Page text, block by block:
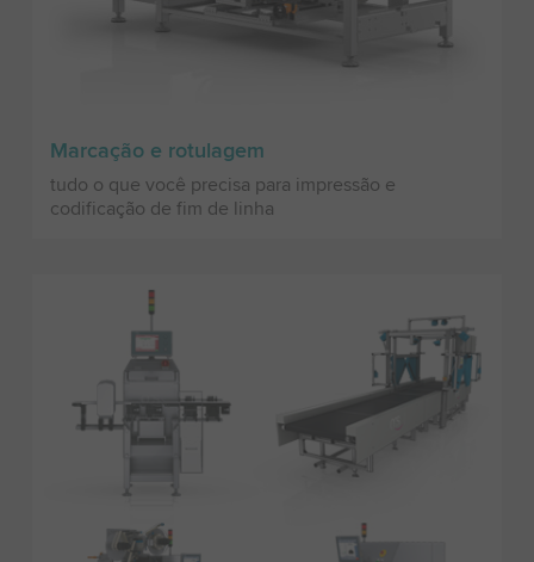
Marcação e rotulagem
tudo o que você precisa para impressão e
codificação de fim de linha